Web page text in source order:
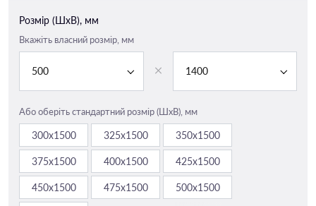
Розмір (ШxВ), мм
Вкажіть власний розмір, мм
500 1400
Або оберіть стандартний розмір (ШxВ), мм
300х1500 325х1500 350х1500
375х1500 400х1500 425х1500
450х1500 475х1500 500х1500